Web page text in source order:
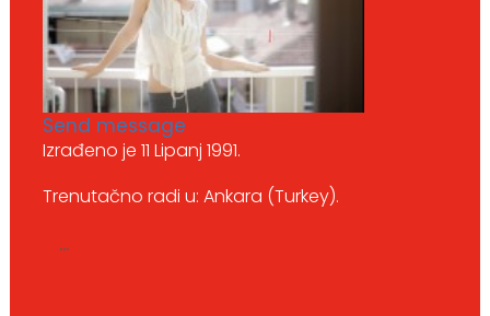
Send message
Izrađeno je 11 Lipanj 1991.
Trenutačno radi u: Ankara (Turkey).
...